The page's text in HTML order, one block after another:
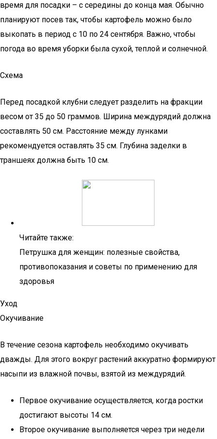
время для посадки – с середины до конца мая. Обычно
планируют посев так, чтобы картофель можно было
выкопать в период с 10 по 24 сентября. Важно, чтобы
погода во время уборки была сухой, теплой и солнечной.
Схема
Перед посадкой клубни следует разделить на фракции
весом от 35 до 50 граммов. Ширина междурядий должна
составлять 50 см. Расстояние между лунками
рекомендуется оставлять 35 см. Глубина заделки в
траншеях должна быть 10 см.
Читайте также:
Петрушка для женщин: полезные свойства,
противопоказания и советы по применению для
здоровья
Уход
Окучивание
В течение сезона картофель необходимо окучивать
дважды. Для этого вокруг растений аккуратно формируют
насыпи из влажной почвы, взятой из междурядий.
Первое окучивание осуществляется, когда ростки
достигают высоты 14 см.
Второе окучивание выполняется через три недели